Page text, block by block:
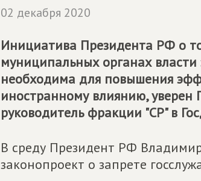
02 декабря 2020
Инициатива Президента РФ о
муниципальных органах
необходима для повышения
иностранному влиянию, уверен
руководитель фракции "СР" в
В среду Президент РФ
законопроект о запрете